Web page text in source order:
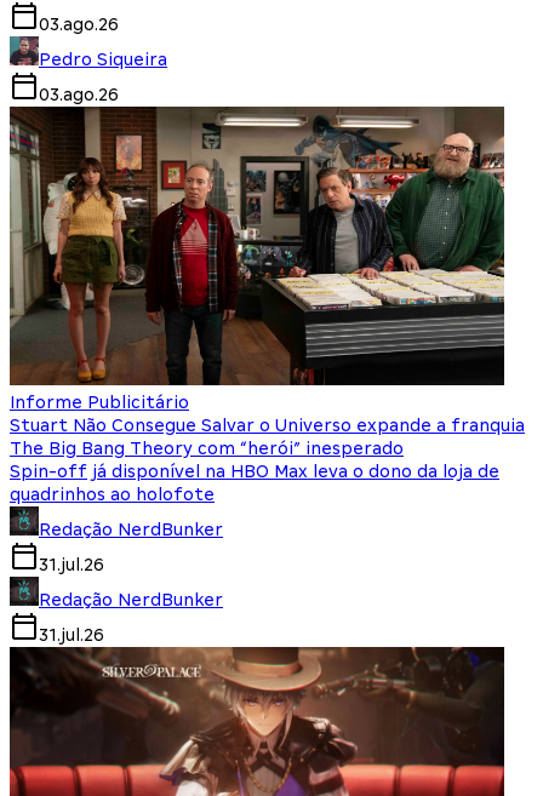
03.ago.26
Pedro Siqueira
03.ago.26
Informe Publicitário
Stuart Não Consegue Salvar o Universo expande a franquia
The Big Bang Theory com “herói” inesperado
Spin-off já disponível na HBO Max leva o dono da loja de
quadrinhos ao holofote
Redação NerdBunker
31.jul.26
Redação NerdBunker
31.jul.26